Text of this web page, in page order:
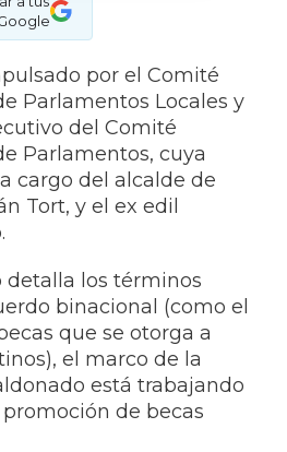
por el Comité
Parlamentos Locales y
del Comité
Parlamentos, cuya
cargo del alcalde de
Tort, y el ex edil
los términos
binacional (como el
que se otorga a
el marco de la
está trabajando
de becas